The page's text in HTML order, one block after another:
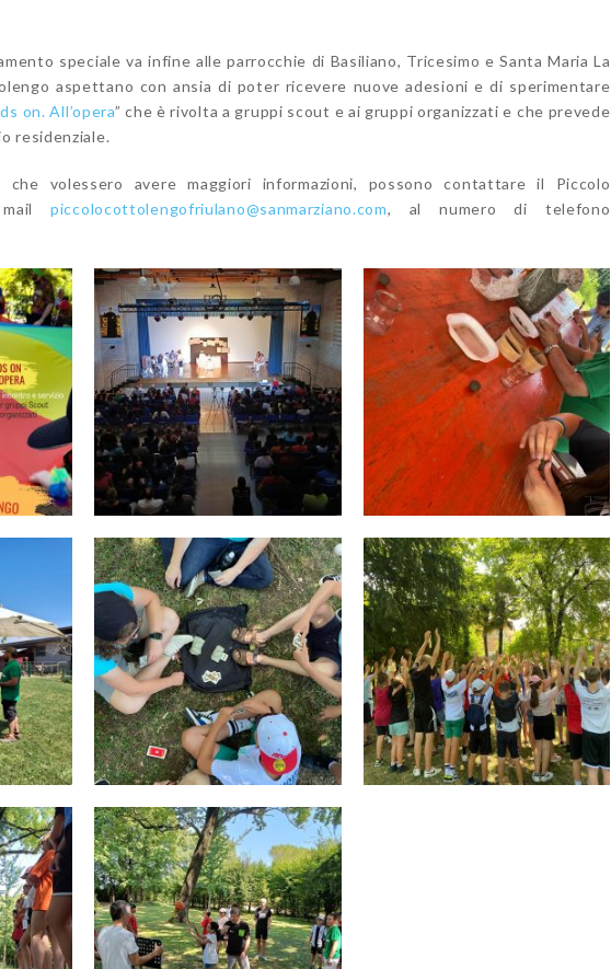
speciale va infine alle parrocchie di Basiliano, Tricesimo e Santa Maria La
aspettano con ansia di poter ricevere nuove adesioni e di sperimentare
on. All’opera” che è rivolta a gruppi scout e ai gruppi organizzati e che prevede
residenziale.
volessero avere maggiori informazioni, possono contattare il Piccolo
mailpiccolocottolengofriulano@sanmarziano.com, al numero di telefono